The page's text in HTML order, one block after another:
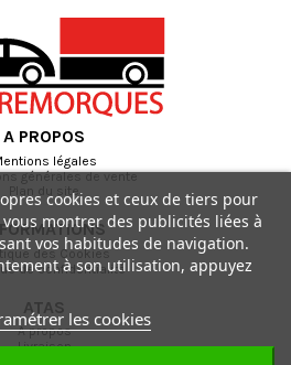
A PROPOS
légales
générales de vente
Plan du site
des Cookies
de confidentialité
ATAS
A propos
Livraison
cookies et ceux de tiers pour
montrer des publicités liées à
vos habitudes de navigation.
à son utilisation, appuyez
les cookies